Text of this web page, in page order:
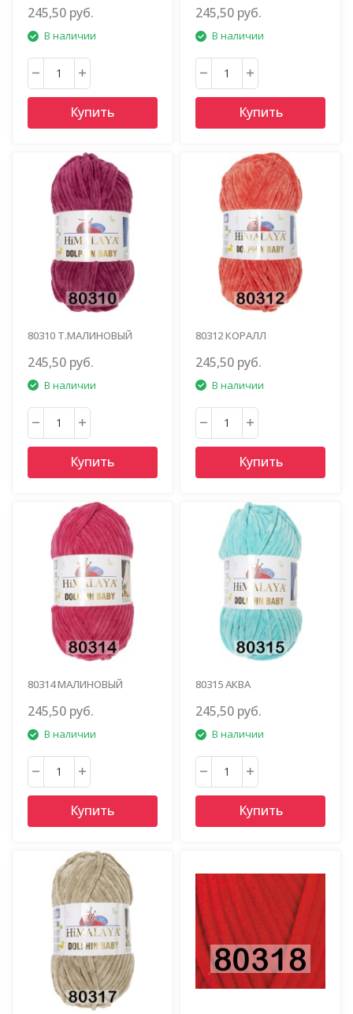
245,50 руб.
В наличии
Купить
245,50 руб.
В наличии
Купить
80310 Т.МАЛИНОВЫЙ
245,50 руб.
В наличии
Купить
80312 КОРАЛЛ
245,50 руб.
В наличии
Купить
80314 МАЛИНОВЫЙ
245,50 руб.
В наличии
Купить
80315 АКВА
245,50 руб.
В наличии
Купить